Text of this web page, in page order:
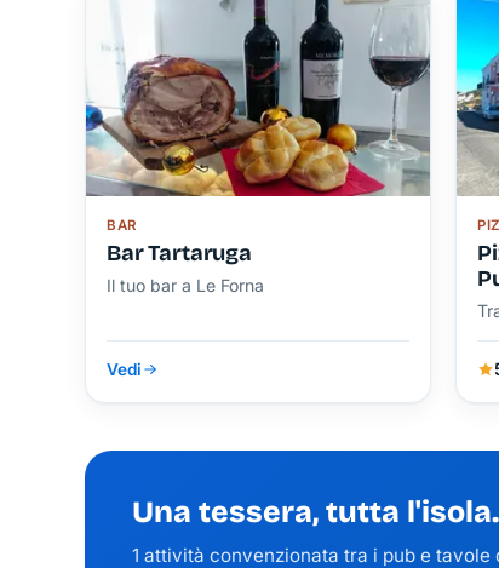
BAR
Bar Tartaruga
Il tuo bar a Le Forna
Vedi
Una tessera, tutta l'isola.
1 attività convenzionata tra i pub e